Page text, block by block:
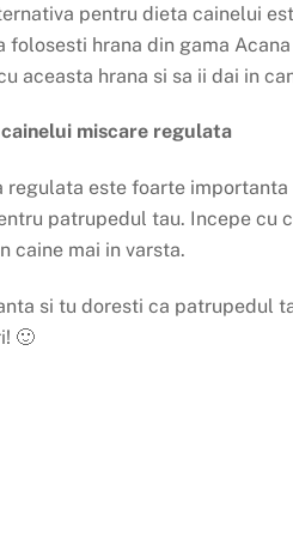
pentru dieta cainelui
folosesti hrana din gama
aceasta hrana si sa ii dai in
miscare regulata
regulata este foarte
patrupedul tau. Incepe cu
caine mai in varsta.
si tu doresti ca patrupedul
🙂